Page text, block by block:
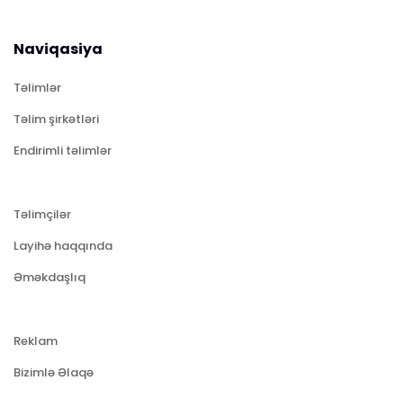
Naviqasiya
Təlimlər
Təlim şirkətləri
Endirimli təlimlər
Təlimçilər
Layihə haqqında
Əməkdaşlıq
Reklam
Bizimlə Əlaqə